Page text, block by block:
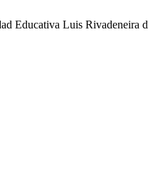
Educativa Luis Rivadeneira